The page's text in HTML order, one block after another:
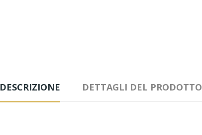
DESCRIZIONE DETTAGLI DEL PRODOTTO